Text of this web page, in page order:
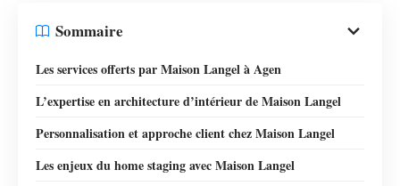
Sommaire
Les services offerts par Maison Langel à Agen
L’expertise en architecture d’intérieur de Maison Langel
Personnalisation et approche client chez Maison Langel
Les enjeux du home staging avec Maison Langel